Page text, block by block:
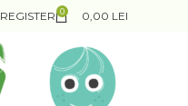
0 0,00 LEI